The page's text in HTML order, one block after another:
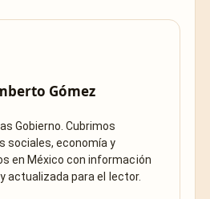
Gómez
Gobierno. Cubrimos
sociales, economía y
en México con información
actualizada para el lector.